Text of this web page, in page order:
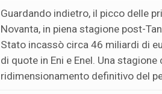
Guardando indietro, il picco delle
Novanta, in piena stagione post-
Stato incassò circa 46 miliardi di
di quote in Eni e Enel. Una
ridimensionamento definitivo del